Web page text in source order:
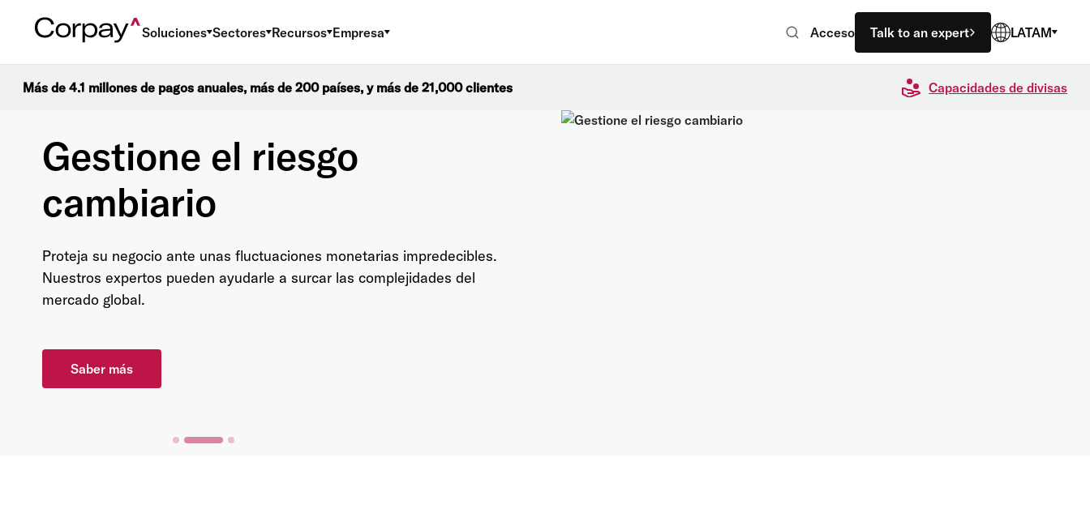
Soluciones Sectores Recursos Empresa Acceso Talk to an expert LATAM
Más de 4.1 millones de pagos anuales, más de 200 países, y más de 21,000 clientes Capacidades de divisas
Gestione el riesgo
cambiario
Proteja su negocio ante unas fluctuaciones monetarias impredecibles.
Nuestros expertos pueden ayudarle a surcar las complejidades del
mercado global.
Saber más